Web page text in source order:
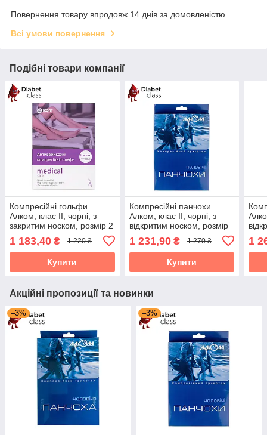
Повернення товару впродовж 14 днів за домовленістю
Всі умови повернення
Подібні товари компанії
Компресійні гольфи
Алком, клас II, чорні, з
закритим носком, розмір 2
1 183,40 ₴ 1 220 ₴
Купити
Компресійні панчохи
Алком, клас II, чорні, з
відкритим носком, розмір
1 231,90₴ 1 270 ₴
Купити
1
Акційні пропозиції та новинки
–3% –3%